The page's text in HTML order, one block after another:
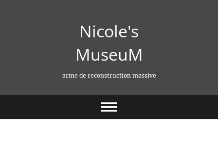
Nicole's
MuseuM
arme de reconstruction massive